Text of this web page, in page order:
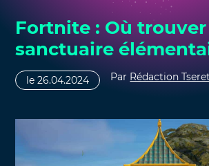
Fortnite : Où
sanctuaire
le 26.04.2024 Par Rédaction Tseret